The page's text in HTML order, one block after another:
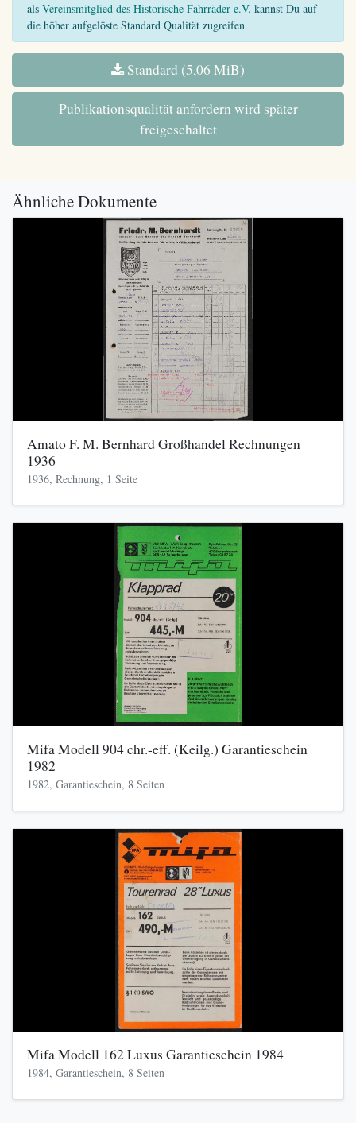
als Vereinsmitglied des Historische Fahrräder e.V. kannst Du auf
die höher aufgelöste Standard Qualität zugreifen.
Standard (5,06 MiB)
Publikationsqualität anfordern wird später
freigeschaltet
Ähnliche Dokumente
Amato F. M. Bernhard Großhandel Rechnungen
1936
1936, Rechnung, 1 Seite
Mifa Modell 904 chr.-eff. (Keilg.) Garantieschein
1982
1982, Garantieschein, 8 Seiten
Mifa Modell 162 Luxus Garantieschein 1984
1984, Garantieschein, 8 Seiten